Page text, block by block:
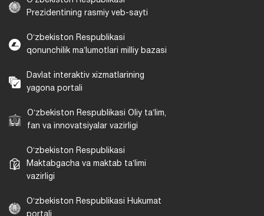
Prezidentining rasmiy veb-sayti
Oʻzbekiston Respublikasi
qonunchilik maʼlumotlari milliy bazasi
Davlat interaktiv xizmatlarining
yagona portali
Oʻzbekiston Respublikasi Oliy taʼlim,
fan va innovatsiyalar vazirligi
Oʻzbekiston Respublikasi
Maktabgacha va maktab taʼlimi
vazirligi
Oʻzbekiston Respublikasi Hukumat